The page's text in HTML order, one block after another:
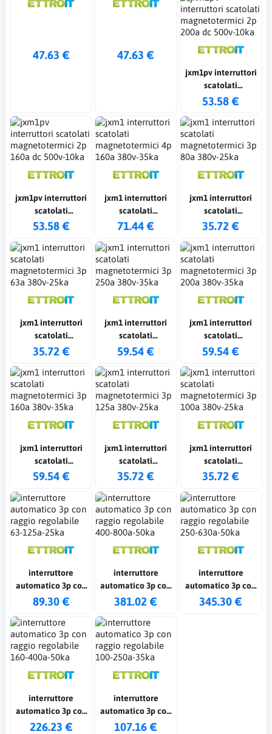
47.63 € 47.63 €
jxm1pv interruttori
scatolati
magnetotermici 2p
53.58 €
jxm1pv interruttori
scatolati
magnetotermici 2p
53.58 €
jxm1 interruttori
scatolati
magnetotermici 4p
71.44 €
jxm1 interruttori
scatolati
magnetotermici 3p
35.72 €
jxm1 interruttori
scatolati
magnetotermici 3p
35.72 €
jxm1 interruttori
scatolati
magnetotermici 3p
59.54 €
jxm1 interruttori
scatolati
magnetotermici 3p
59.54 €
jxm1 interruttori
scatolati
magnetotermici 3p
59.54 €
jxm1 interruttori
scatolati
magnetotermici 3p
35.72 €
jxm1 interruttori
scatolati
magnetotermici 3p
35.72 €
interruttore
automatico 3p con
raggio regolabile
89.30 €
interruttore
automatico 3p con
raggio regolabile
381.02 €
interruttore
automatico 3p con
raggio regolabile
345.30 €
interruttore
automatico 3p con
raggio regolabile
226.23 €
interruttore
automatico 3p con
raggio regolabile
107.16 €